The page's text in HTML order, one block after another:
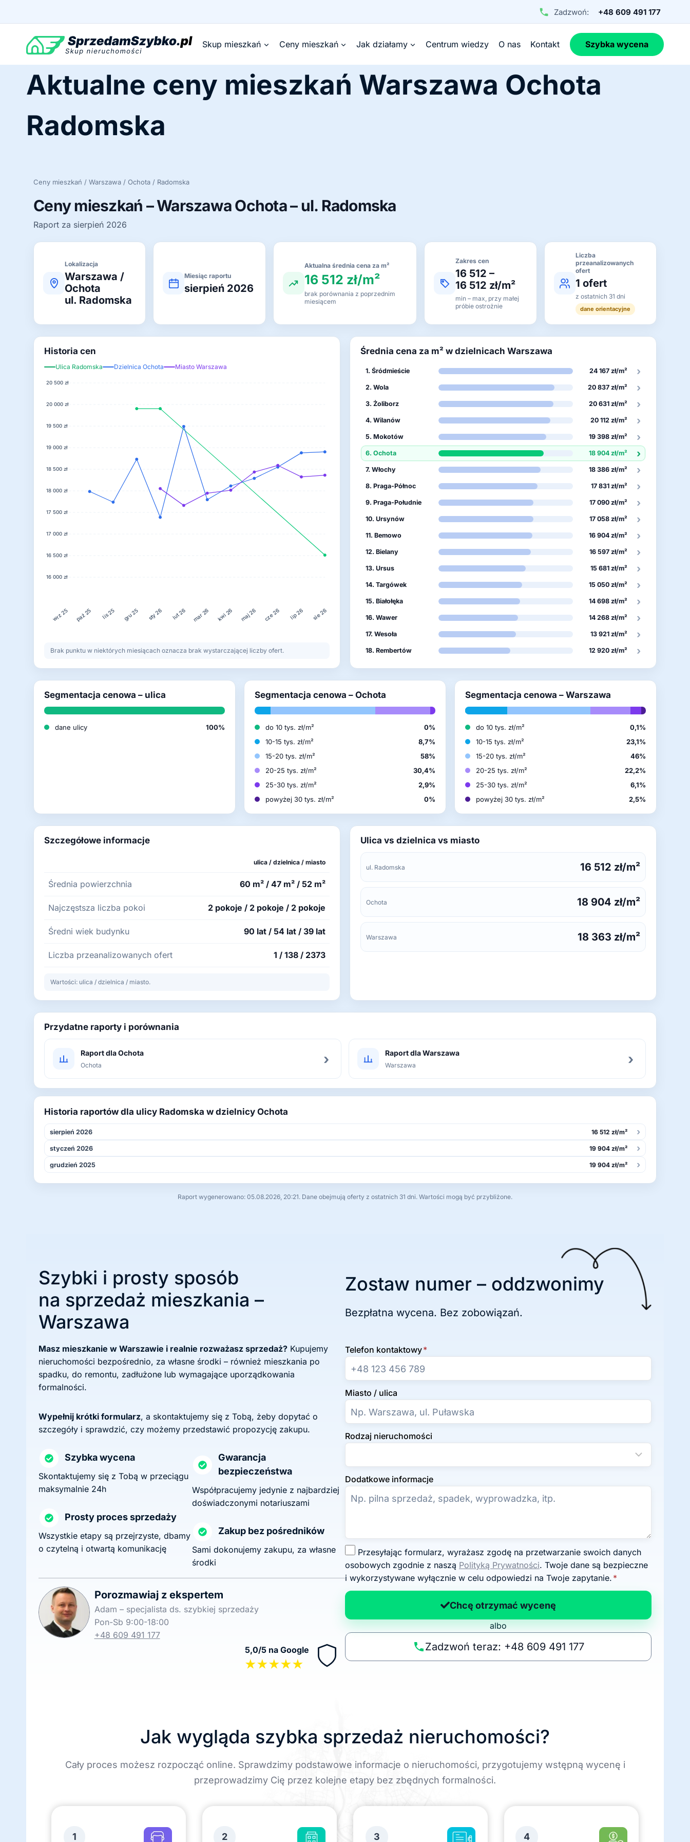
Zadzwoń: +48 609 491 177
Skup mieszkań Ceny mieszkań Jak działamy Centrum wiedzy O nas Kontakt Szybka wycena
Aktualne ceny mieszkań Warszawa Ochota
Radomska
Ceny mieszkań / Warszawa / Ochota / Radomska
Ceny mieszkań – Warszawa Ochota – ul. Radomska
Raport za sierpień 2026
Lokalizacja
Warszawa /
Ochota
ul. Radomska
Miesiąc raportu
sierpień 2026
Aktualna średnia cena za m²
16 512 zł/m²
brak porównania z poprzednim
miesiącem
Zakres cen
16 512 –
16 512 zł/m²
min – max, przy małej
próbie ostrożnie
Liczba
przeanalizowanych
ofert
1 ofert
z ostatnich 31 dni
dane orientacyjne
Historia cen
Ulica Radomska Dzielnica Ochota Miasto Warszawa
16 000 zł
16 500 zł
17 000 zł
17 500 zł
18 000 zł
18 500 zł
19 000 zł
19 500 zł
20 000 zł
20 500 zł
wrz 25 paź 25 lis 25 gru 25 sty 26 lut 26 mar 26 kwi 26 maj 26 cze 26 lip 26 sie 26
Brak punktu w niektórych miesiącach oznacza brak wystarczającej liczby ofert.
Średnia cena za m² w dzielnicach Warszawa
1. Śródmieście 24 167 zł/m² ›
2. Wola 20 837 zł/m² ›
3. Żoliborz 20 631 zł/m² ›
4. Wilanów 20 112 zł/m² ›
5. Mokotów 19 398 zł/m² ›
6. Ochota 18 904 zł/m² ›
7. Włochy 18 386 zł/m² ›
8. Praga-Północ 17 831 zł/m² ›
9. Praga-Południe 17 090 zł/m² ›
10. Ursynów 17 058 zł/m² ›
11. Bemowo 16 904 zł/m² ›
12. Bielany 16 597 zł/m² ›
13. Ursus 15 681 zł/m² ›
14. Targówek 15 050 zł/m² ›
15. Białołęka 14 698 zł/m² ›
16. Wawer 14 268 zł/m² ›
17. Wesoła 13 921 zł/m² ›
18. Rembertów 12 920 zł/m² ›
Segmentacja cenowa – ulica
dane ulicy 100%
Segmentacja cenowa – Ochota
do 10 tys. zł/m²
0%
10-15 tys. zł/m²
8,7%
15-20 tys. zł/m²
58%
20-25 tys. zł/m²
30,4%
25-30 tys. zł/m²
2,9%
powyżej 30 tys. zł/m²
0%
Segmentacja cenowa – Warszawa
do 10 tys. zł/m²
0,1%
10-15 tys. zł/m²
23,1%
15-20 tys. zł/m²
46%
20-25 tys. zł/m²
22,2%
25-30 tys. zł/m²
6,1%
powyżej 30 tys. zł/m²
2,5%
Szczegółowe informacje
ulica / dzielnica / miasto
Średnia powierzchnia 60 m² / 47 m² / 52 m²
Najczęstsza liczba pokoi 2 pokoje / 2 pokoje / 2 pokoje
Średni wiek budynku 90 lat / 54 lat / 39 lat
Liczba przeanalizowanych ofert 1 / 138 / 2373
Wartości: ulica / dzielnica / miasto.
Ulica vs dzielnica vs miasto
ul. Radomska 16 512 zł/m²
Ochota 18 904 zł/m²
Warszawa 18 363 zł/m²
Przydatne raporty i porównania
Raport dla Ochota
Ochota › Raport dla Warszawa
Warszawa ›
Historia raportów dla ulicy Radomska w dzielnicy Ochota
sierpień 2026 16 512 zł/m² ›
styczeń 2026 19 904 zł/m² ›
grudzień 2025 19 904 zł/m² ›
Raport wygenerowano: 05.08.2026, 20:21. Dane obejmują oferty z ostatnich 31 dni. Wartości mogą być przybliżone.
Szybki i prosty sposób
na sprzedaż mieszkania –
Warszawa
Masz mieszkanie w Warszawie i realnie rozważasz sprzedaż? Kupujemy
nieruchomości bezpośrednio, za własne środki – również mieszkania po
spadku, do remontu, zadłużone lub wymagające uporządkowania
formalności.
Wypełnij krótki formularz, a skontaktujemy się z Tobą, żeby dopytać o
szczegóły i sprawdzić, czy możemy przedstawić propozycję zakupu.
Szybka wycena
Skontaktujemy się z Tobą w przeciągu
maksymalnie 24h
Prosty proces sprzedaży
Wszystkie etapy są przejrzyste, dbamy
o czytelną i otwartą komunikację
Gwarancja
bezpieczeństwa
Współpracujemy jedynie z najbardziej
doświadczonymi notariuszami
Zakup bez pośredników
Sami dokonujemy zakupu, za własne
środki
Porozmawiaj z ekspertem
Adam – specjalista ds. szybkiej sprzedaży
Pon-Sb 9:00-18:00
+48 609 491 177
5,0/5 na Google
★★★★★
Zostaw numer – oddzwonimy
Bezpłatna wycena. Bez zobowiązań.
Telefon kontaktowy*
Miasto / ulica
Rodzaj nieruchomości
Dodatkowe informacje
g
o
d
n
p
o
osobowych zgodnie z naszą Polityką Prywatności. Twoje dane są bezpieczne
i wykorzystywane wyłącznie w celu odpowiedzi na Twoje zapytanie. *
Chcę otrzymać wycenę
albo
Zadzwoń teraz: +48 609 491 177
Jak wygląda szybka sprzedaż nieruchomości?
Cały proces możesz rozpocząć online. Sprawdzimy podstawowe informacje o nieruchomości, przygotujemy wstępną wycenę i
przeprowadzimy Cię przez kolejne etapy bez zbędnych formalności.
1 2 3 4